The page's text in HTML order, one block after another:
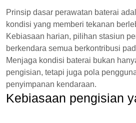
Prinsip dasar perawatan baterai
kondisi yang memberi tekanan
Kebiasaan harian, pilihan stasiun
berkendara semua berkontribusi
Menjaga kondisi baterai bukan
pengisian, tetapi juga pola
penyimpanan kendaraan.
Kebiasaan pengisian